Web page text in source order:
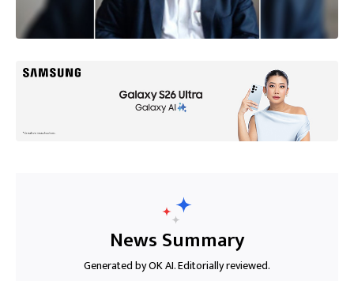
News Summary
Generated by OK AI. Editorially reviewed.